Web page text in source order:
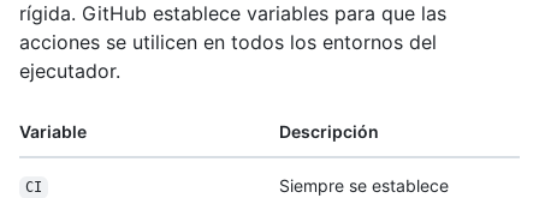
rígida. GitHub establece variables para que las
acciones se utilicen en todos los entornos del
ejecutador.
Variable Descripción
CI
Siempre se establece